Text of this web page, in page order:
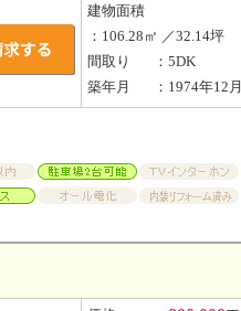
建物面積
：106.28㎡ ／32.14坪
間取り
：5DK
築年月
：1974年12月